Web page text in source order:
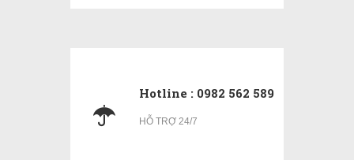
Hotline : 0982 562 589
HỖ TRỢ 24/7